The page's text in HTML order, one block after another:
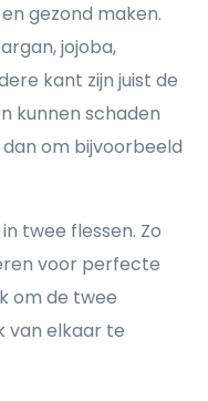
gezond maken.
jojoba,
kant zijn juist de
kunnen schaden
om bijvoorbeeld
twee flessen. Zo
voor perfecte
om de twee
van elkaar te